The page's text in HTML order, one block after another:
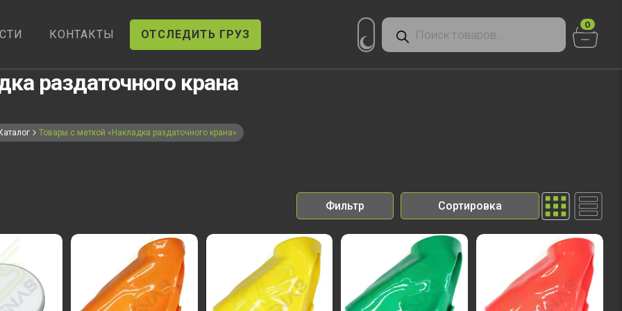
КОНТАКТЫ ОТСЛЕДИТЬ ГРУЗ
Поиск
товаров
0
раздаточного крана
Каталог Товары с меткой «Накладка раздаточного крана»
Фильтр Сортировка